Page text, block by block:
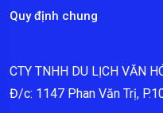
Quy định chung
CTY TNHH DU LỊCH VĂN
Đ/c: 1147 Phan Văn Trị,